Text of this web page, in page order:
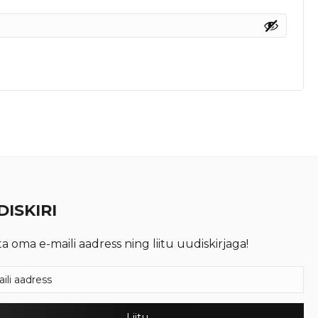
oma e-maili aadress ning liitu uudiskirjaga!